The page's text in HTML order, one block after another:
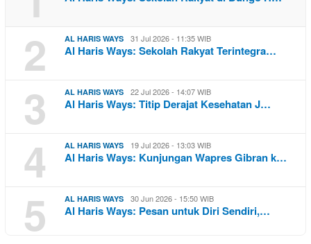
2 AL HARIS WAYS 31 Jul 2026 - 11:35 WIB
Al Haris Ways: Sekolah Rakyat Terintegra…
3 AL HARIS WAYS 22 Jul 2026 - 14:07 WIB
Al Haris Ways: Titip Derajat Kesehatan J…
4 AL HARIS WAYS 19 Jul 2026 - 13:03 WIB
Al Haris Ways: Kunjungan Wapres Gibran k…
5 AL HARIS WAYS 30 Jun 2026 - 15:50 WIB
Al Haris Ways: Pesan untuk Diri Sendiri,…